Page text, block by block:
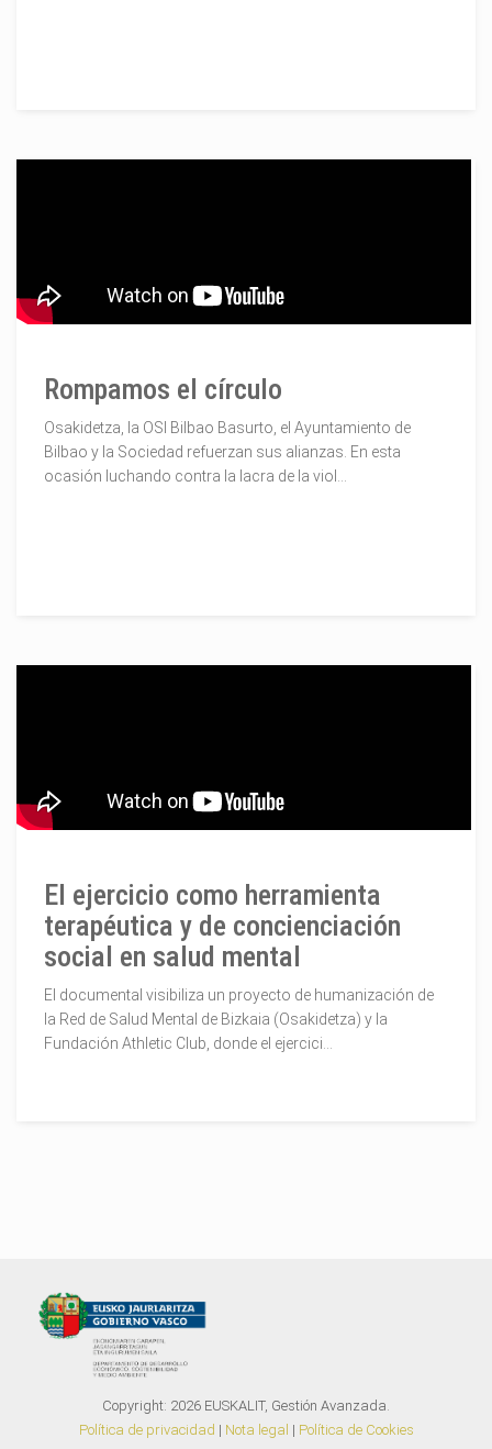
Rompamos el círculo
Osakidetza, la OSI Bilbao Basurto, el Ayuntamiento de
Bilbao y la Sociedad refuerzan sus alianzas. En esta
ocasión luchando contra la lacra de la viol...
El ejercicio como herramienta
terapéutica y de concienciación
social en salud mental
El documental visibiliza un proyecto de humanización de
la Red de Salud Mental de Bizkaia (Osakidetza) y la
Fundación Athletic Club, donde el ejercici...
Copyright: 2026 EUSKALIT, Gestión Avanzada.
Política de privacidad | Nota legal | Política de Cookies